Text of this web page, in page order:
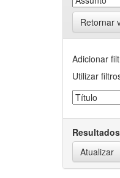
Retornar
Adicionar
Utilizar